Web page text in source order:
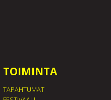
TOIMINTA
TAPAHTUMAT